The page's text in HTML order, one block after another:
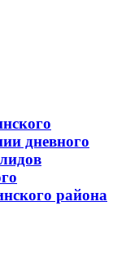
дневного
района